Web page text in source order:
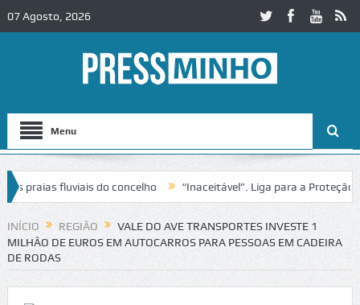
07 Agosto, 2026
Menu
fluviais do concelho “Inaceitável”. Liga para a Proteção da
de trânsito no IC2 em Alcobaça Igreja do Castelo de Cerveira
INÍCIO REGIÃO
VALE DO AVE TRANSPORTES INVESTE 1
MILHÃO DE EUROS EM AUTOCARROS PARA PESSOAS EM CADEIRA
DE RODAS